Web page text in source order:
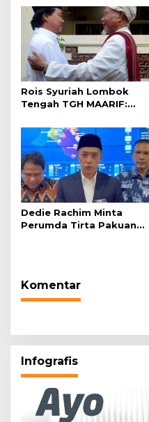
Rois Syuriah Lombok
Tengah TGH MAARIF:
Abad Kedua NU”
Dedie Rachim Minta
Perumda Tirta Pakuan
Komentar
Infografis